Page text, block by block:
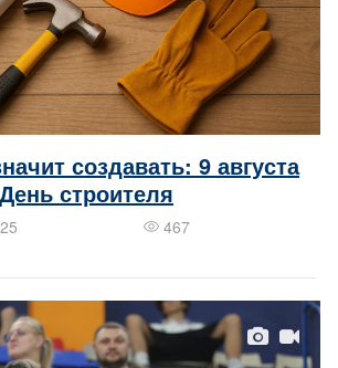
создавать: 9 августа
строителя
467